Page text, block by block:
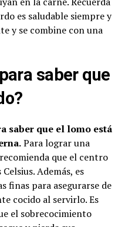
es saludable siempre y
y se combine con una
saber que
saber que el lomo está
Para lograr una
que el centro
Además, es
finas para asegurarse de
cocido al servirlo. Es
el sobrecocimiento